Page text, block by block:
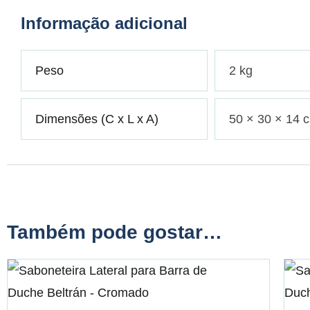
Informação adicional
Peso 2 kg
Dimensões (C x L x A) 50 × 30 × 14
Também pode gostar…